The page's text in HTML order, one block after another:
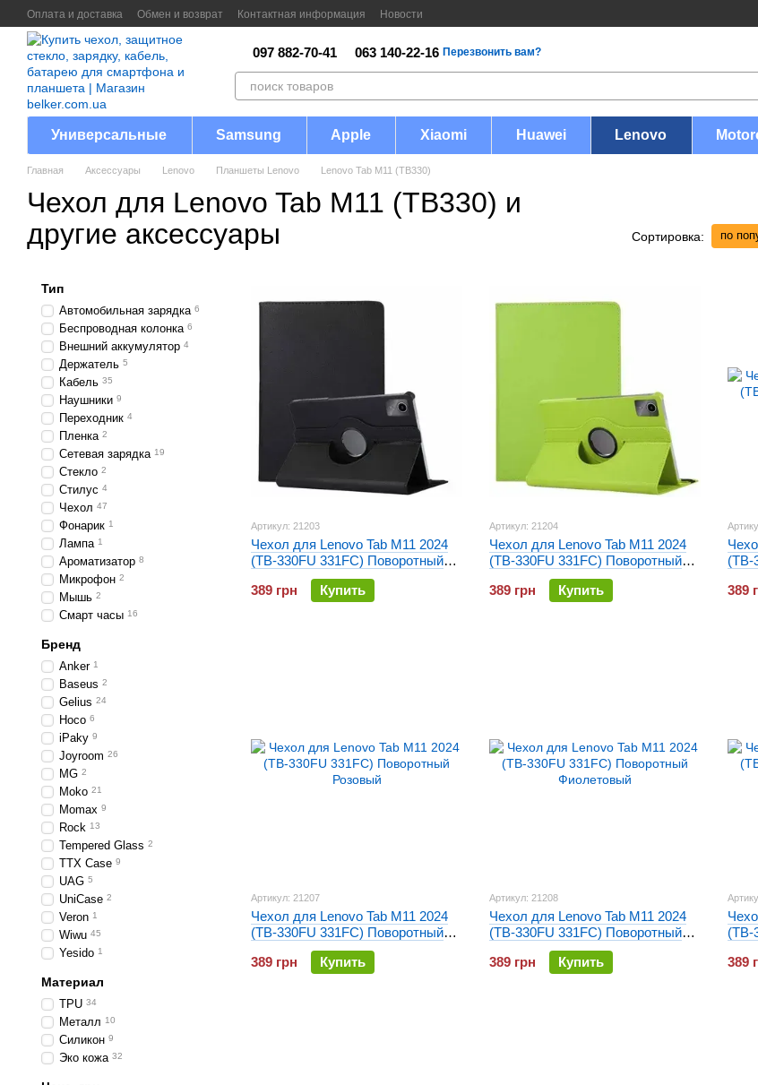
Перейти к основному контенту
Оплата и доставка Обмен и возврат Контактная информация Новости
097 882-70-41 063 140-22-16 Перезвонить вам?
Универсальные Samsung Apple Xiaomi Huawei Lenovo
Главная Аксессуары Lenovo Планшеты Lenovo Lenovo Tab M11 (TB330)
Чехол для Lenovo Tab M11 (TB330) и
другие аксессуары
Сортировка: по
Артикул: 21203
Чехол для Lenovo Tab M11 2024
(TB-330FU 331FC) Поворотный
389 грн
Купить
Артикул: 21204
Чехол для Lenovo Tab M11 2024
(TB-330FU 331FC) Поворотный
389 грн
Купить
(TB-
389
Артикул: 21207
Чехол для Lenovo Tab M11 2024
(TB-330FU 331FC) Поворотный
389 грн
Купить
Артикул: 21208
Чехол для Lenovo Tab M11 2024
(TB-330FU 331FC) Поворотный
Фиолетовый
389 грн
Купить
(TB-
389
Тип
Автомобильная зарядка 6
Беспроводная колонка 6
Внешний аккумулятор 4
Держатель 5
Кабель 35
Наушники 9
Переходник 4
Пленка 2
Сетевая зарядка 19
Стекло 2
Стилус 4
Чехол 47
Фонарик 1
Лампа 1
Ароматизатор 8
Микрофон 2
Мышь 2
Смарт часы 16
Бренд
Anker 1
Baseus 2
Gelius 24
Hoco 6
iPaky 9
Joyroom 26
MG 2
Moko 21
Momax 9
Rock 13
Tempered Glass 2
TTX Case 9
UAG 5
UniCase 2
Veron 1
Wiwu 45
Yesido 1
Материал
TPU 34
Металл 10
Силикон 9
Эко кожа 32